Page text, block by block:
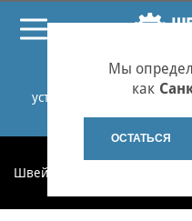
При проблемах с
установите российские
или используйте
Мы
как
ОСТАТЬСЯ
Швеймастер